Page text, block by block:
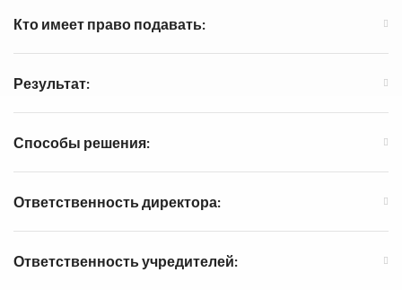
Кто имеет право подавать:
Результат:
Способы решения:
Ответственность директора:
Ответственность учредителей: